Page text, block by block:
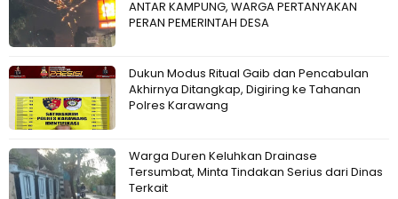
ANTAR KAMPUNG, WARGA PERTANYAKAN
PERAN PEMERINTAH DESA
Dukun Modus Ritual Gaib dan Pencabulan
Akhirnya Ditangkap, Digiring ke Tahanan
Polres Karawang
Warga Duren Keluhkan Drainase
Tersumbat, Minta Tindakan Serius dari Dinas
Terkait